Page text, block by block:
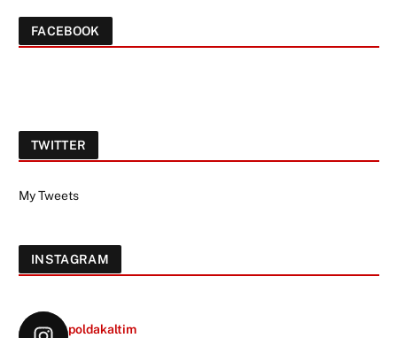
FACEBOOK
TWITTER
My Tweets
INSTAGRAM
poldakaltim